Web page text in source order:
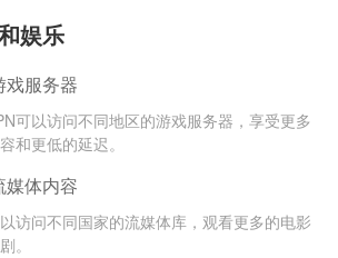
娱乐
戏服务器
可以访问不同地区的游戏服务器，享受更多
和更低的延迟。
媒体内容
访问不同国家的流媒体库，观看更多的电影
。